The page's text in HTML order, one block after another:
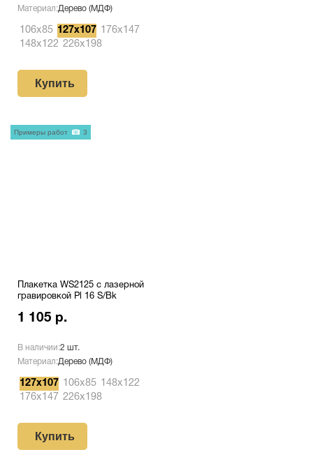
Материал:Дерево (МДФ)
106х85 127х107
176х147
148х122 226х198
Купить
Плакетка WS2125 с лазерной
гравировкой Pl 16 S/Bk
1 105 р.
В наличии:2 шт.
Материал:Дерево (МДФ)
127х107 106х85 148х122
176х147 226х198
Купить
Примеры работ 3